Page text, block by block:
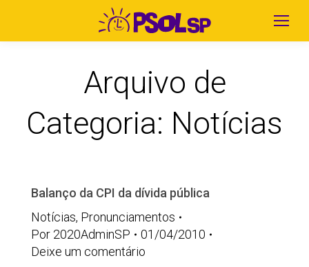
Arquivo de
Categoria: Notícias
Balanço da CPI da dívida pública
Notícias, Pronunciamentos
Por 2020AdminSP
01/04/2010
Deixe um comentário